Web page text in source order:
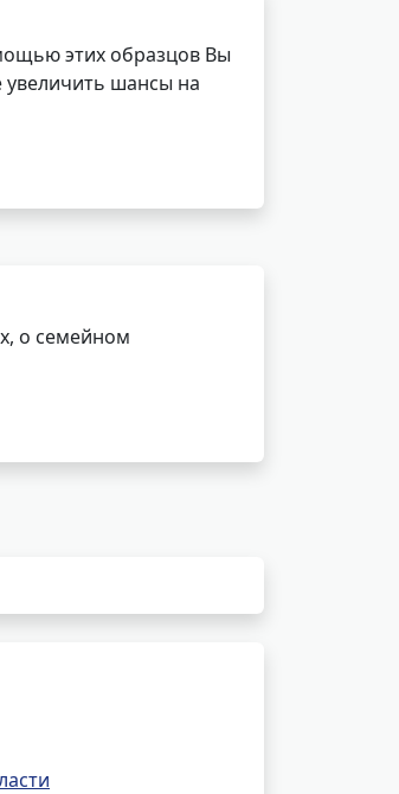
этих образцов Вы
увеличить шансы на
о семейном